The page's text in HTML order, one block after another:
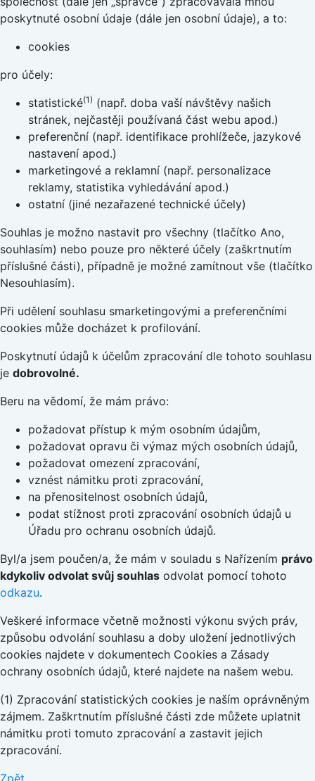
poskytnuté osobní údaje (dále jen osobní údaje), a to:
cookies
pro účely:
statistické(1) (např. doba vaší návštěvy našich
stránek, nejčastěji používaná část webu apod.)
preferenční (např. identifikace prohlížeče, jazykové
nastavení apod.)
marketingové a reklamní (např. personalizace
reklamy, statistika vyhledávání apod.)
ostatní (jiné nezařazené technické účely)
Souhlas je možno nastavit pro všechny (tlačítko Ano,
souhlasím) nebo pouze pro některé účely (zaškrtnutím
příslušné části), případně je možné zamítnout vše (tlačítko
Nesouhlasím).
Při udělení souhlasu smarketingovými a preferenčními
cookies může docházet k profilování.
Poskytnutí údajů k účelům zpracování dle tohoto souhlasu
je dobrovolné.
Beru na vědomí, že mám právo:
požadovat přístup k mým osobním údajům,
požadovat opravu či výmaz mých osobních údajů,
požadovat omezení zpracování,
vznést námitku proti zpracování,
na přenositelnost osobních údajů,
podat stížnost proti zpracování osobních údajů u
Úřadu pro ochranu osobních údajů.
Byl/a jsem poučen/a, že mám v souladu s Nařízením právo
kdykoliv odvolat svůj souhlas odvolat pomocí tohoto
odkazu.
Veškeré informace včetně možnosti výkonu svých práv,
způsobu odvolání souhlasu a doby uložení jednotlivých
cookies najdete v dokumentech Cookies a Zásady
ochrany osobních údajů, které najdete na našem webu.
(1) Zpracování statistických cookies je naším oprávněným
zájmem. Zaškrtnutím příslušné části zde můžete uplatnit
námitku proti tomuto zpracování a zastavit jejich
zpracování.
Zpět